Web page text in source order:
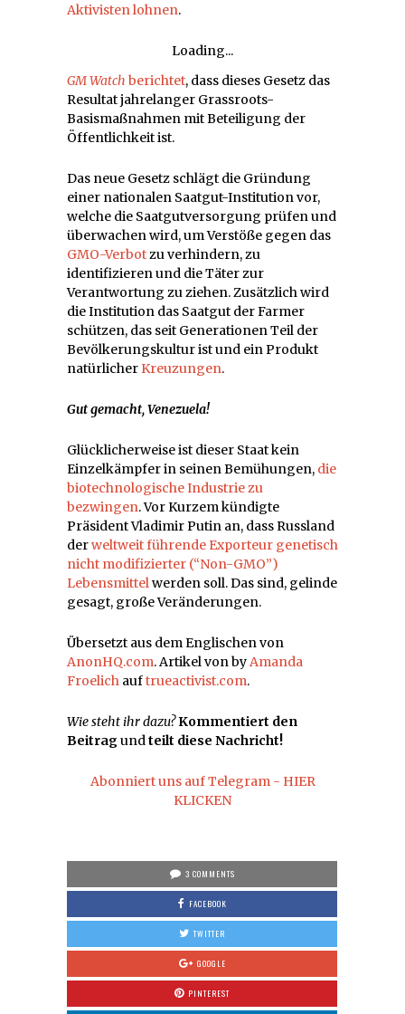
Aktivisten lohnen.
Loading...
GM Watch berichtet, dass dieses Gesetz das
Resultat jahrelanger Grassroots-
Basismaßnahmen mit Beteiligung der
Öffentlichkeit ist.
Das neue Gesetz schlägt die Gründung
einer nationalen Saatgut-Institution vor,
welche die Saatgutversorgung prüfen und
überwachen wird, um Verstöße gegen das
GMO-Verbotzu verhindern, zu
identifizieren und die Täter zur
Verantwortung zu ziehen. Zusätzlich wird
die Institution das Saatgut der Farmer
schützen, das seit Generationen Teil der
Bevölkerungskultur ist und ein Produkt
natürlicher Kreuzungen.
Gut gemacht, Venezuela!
Glücklicherweise ist dieser Staat kein
Einzelkämpfer in seinen Bemühungen, die
biotechnologische Industrie zu
bezwingen. Vor Kurzem kündigte
Präsident Vladimir Putin an, dass Russland
derweltweit führende Exporteur genetisch
nicht modifizierter (“Non-GMO”)
Lebensmittelwerden soll. Das sind, gelinde
gesagt, große Veränderungen.
Übersetzt aus dem Englischen von
AnonHQ.com. Artikel von byAmanda
Froelich auftrueactivist.com.
Wie steht ihr dazu?Kommentiert den
Beitragundteilt diese Nachricht!
Abonniert uns auf Telegram - HIER
KLICKEN
3 COMMENTS
FACEBOOK
TWITTER
GOOGLE
PINTEREST